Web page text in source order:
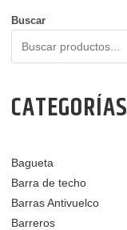
Buscar
CATEGORÍAS
Bagueta
Barra de techo
Barras Antivuelco
Barreros